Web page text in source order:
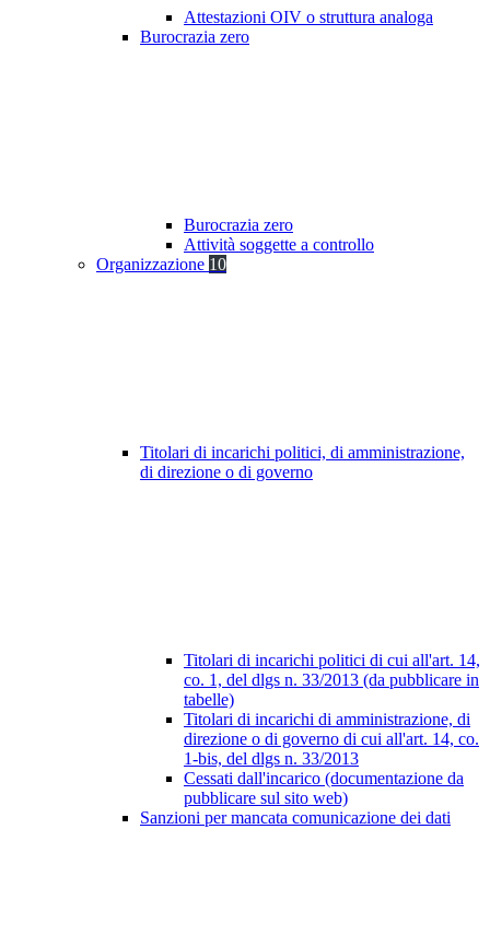
Attestazioni OIV o struttura analoga
Burocrazia zero
Burocrazia zero
Attività soggette a controllo
Organizzazione 10
Titolari di incarichi politici, di amministrazione,
di direzione o di governo
Titolari di incarichi politici di cui all'art. 14,
co. 1, del dlgs n. 33/2013 (da pubblicare in
tabelle)
Titolari di incarichi di amministrazione, di
direzione o di governo di cui all'art. 14, co.
1-bis, del dlgs n. 33/2013
Cessati dall'incarico (documentazione da
pubblicare sul sito web)
Sanzioni per mancata comunicazione dei dati